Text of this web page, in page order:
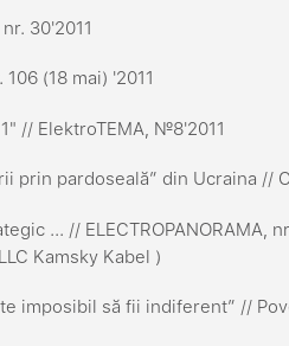
30'2011
(18 mai) '2011
// ElektroTEMA, №8'2011
prin pardoseală” din Ucraina //
... // ELECTROPANORAMA,
Kamsky Kabel )
imposibil să fii indiferent” //